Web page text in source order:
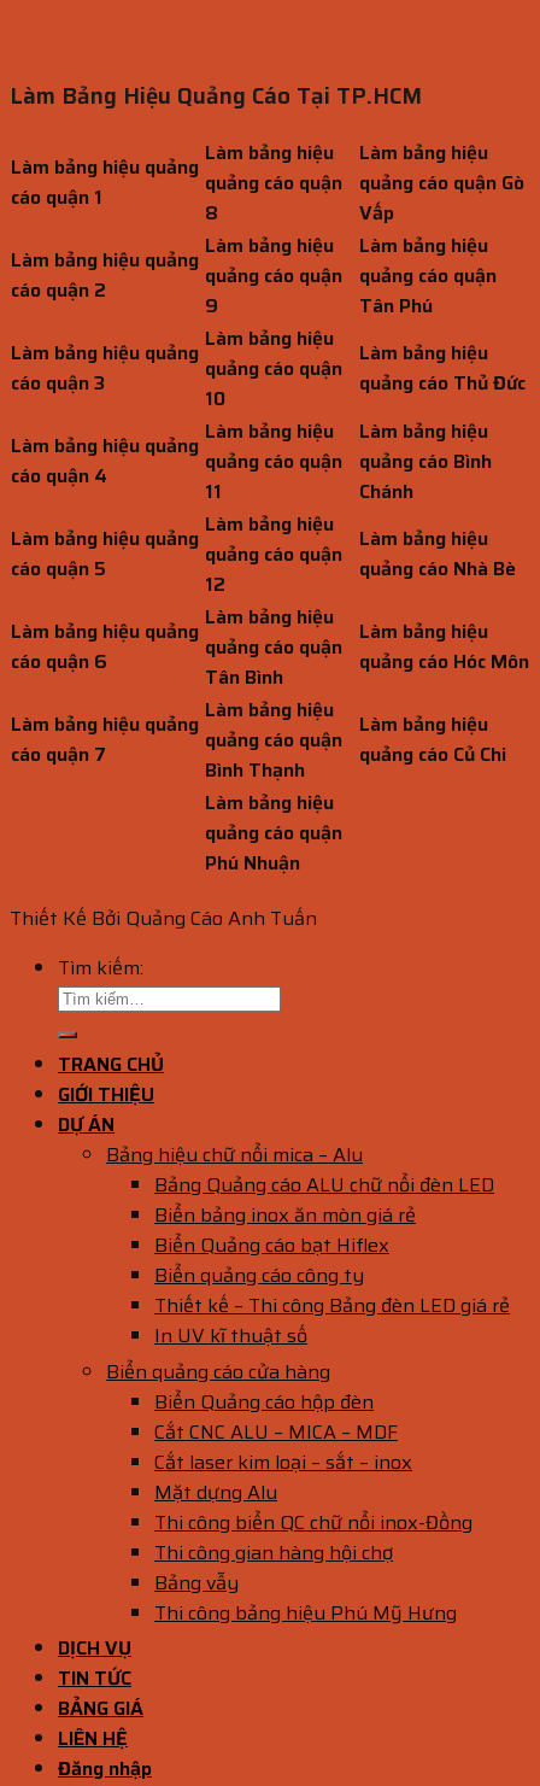
Làm Bảng Hiệu Quảng Cáo Tại TP.HCM
Làm bảng hiệu quảng
cáo quận 1
Làm bảng hiệu
quảng cáo quận
8
Làm bảng hiệu
quảng cáo quận Gò
Vấp
Làm bảng hiệu quảng
cáo quận 2
Làm bảng hiệu
quảng cáo quận
9
Làm bảng hiệu
quảng cáo quận
Tân Phú
Làm bảng hiệu quảng
cáo quận 3
Làm bảng hiệu
quảng cáo quận
10
Làm bảng hiệu
quảng cáo Thủ Đức
Làm bảng hiệu quảng
cáo quận 4
Làm bảng hiệu
quảng cáo quận
11
Làm bảng hiệu
quảng cáo Bình
Chánh
Làm bảng hiệu quảng
cáo quận 5
Làm bảng hiệu
quảng cáo quận
12
Làm bảng hiệu
quảng cáo Nhà Bè
Làm bảng hiệu quảng
cáo quận 6
Làm bảng hiệu
quảng cáo quận
Tân Bình
Làm bảng hiệu
quảng cáo Hóc Môn
Làm bảng hiệu quảng
cáo quận 7
Làm bảng hiệu
quảng cáo quận
Bình Thạnh
Làm bảng hiệu
quảng cáo Củ Chi
Làm bảng hiệu
quảng cáo quận
Phú Nhuận
Thiết Kế Bởi Quảng Cáo Anh Tuấn
Tìm kiếm:
TRANG CHỦ
GIỚI THIỆU
DỰ ÁN
Bảng hiệu chữ nổi mica – Alu
Bảng Quảng cáo ALU chữ nổi đèn LED
Biển bảng inox ăn mòn giá rẻ
Biển Quảng cáo bạt Hiflex
Biển quảng cáo công ty
Thiết kế – Thi công Bảng đèn LED giá rẻ
In UV kĩ thuật số
Biển quảng cáo cửa hàng
Biển Quảng cáo hộp đèn
Cắt CNC ALU – MICA – MDF
Cắt laser kim loại – sắt – inox
Mặt dựng Alu
Thi công biển QC chữ nổi inox-Đồng
Thi công gian hàng hội chợ
Bảng vẫy
Thi công bảng hiệu Phú Mỹ Hưng
DỊCH VỤ
TIN TỨC
BẢNG GIÁ
LIÊN HỆ
Đăng nhập